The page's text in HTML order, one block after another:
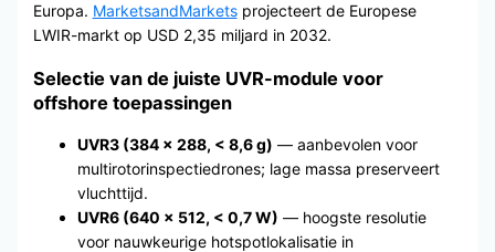
Europa. MarketsandMarketsprojecteert de Europese
LWIR-markt op USD 2,35 miljard in 2032.
Selectie van de juiste UVR-module voor
offshore toepassingen
UVR3 (384 × 288, < 8,6 g) — aanbevolen voor
multirotorinspectiedrones; lage massa preserveert
vluchttijd.
UVR6 (640 × 512, < 0,7 W) — hoogste resolutie
voor nauwkeurige hotspotlokalisatie in